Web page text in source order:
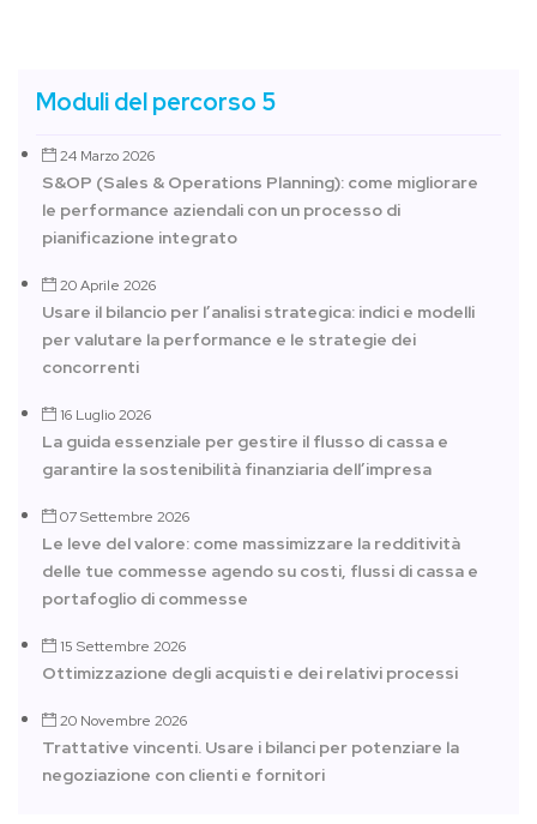
Moduli del percorso 5
24 Marzo 2026
S&OP (Sales & Operations Planning): come migliorare
le performance aziendali con un processo di
pianificazione integrato
20 Aprile 2026
Usare il bilancio per l’analisi strategica: indici e modelli
per valutare la performance e le strategie dei
concorrenti
16 Luglio 2026
La guida essenziale per gestire il flusso di cassa e
garantire la sostenibilità finanziaria dell’impresa
07 Settembre 2026
Le leve del valore: come massimizzare la redditività
delle tue commesse agendo su costi, flussi di cassa e
portafoglio di commesse
15 Settembre 2026
Ottimizzazione degli acquisti e dei relativi processi
20 Novembre 2026
Trattative vincenti. Usare i bilanci per potenziare la
negoziazione con clienti e fornitori